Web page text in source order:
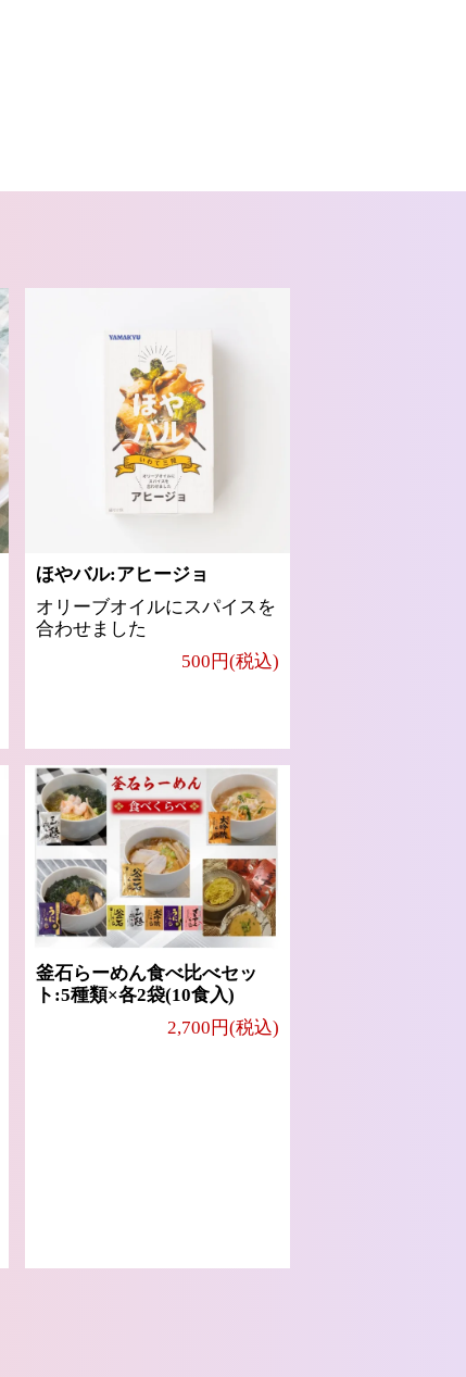
ほやバル:アヒージョ
オリーブオイルにスパイスを
合わせました
500円(税込)
釜石らーめん食べ比べセッ
ト:5種類×各2袋(10食入)
2,700円(税込)